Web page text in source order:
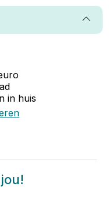
in huis